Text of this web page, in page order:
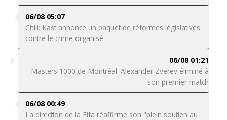
06/08 05:07
Chili: Kast annonce un paquet de réformes législatives
contre le crime organisé
06/08 01:21
Masters 1000 de Montréal: Alexander Zverev éliminé à
son premier match
06/08 00:49
La direction de la Fifa réaffirme son "plein soutien au